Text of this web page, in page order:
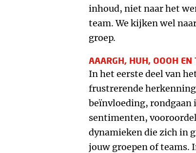
inhoud, niet naar het
team. We kijken wel
groep.
AAARGH, HUH, OOOH EN
In het eerste deel van
frustrerende
beïnvloeding, rondgaan
sentimenten,
dynamieken die zich in
jouw groepen of teams.